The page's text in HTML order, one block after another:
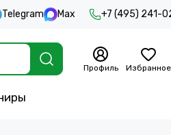
Telegram Max +7 (495) 241-
Профиль Избранное